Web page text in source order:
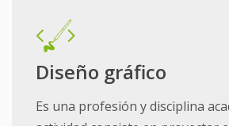
Diseño gráfico
Es una profesión y disciplina